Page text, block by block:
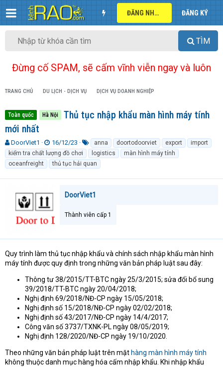
ĐĂNG NHẬP ĐĂNG KÝ
TÌM
Đừng cố SPAM, sẽ cấm vĩnh viễn ngay và luôn
TRANG CHỦ DU LỊCH - DỊCH VỤ DỊCH VỤ DOANH NGHIỆP
Toàn quốc Hà Nội
Thủ tục nhập khẩu màn hình máy tính
mới nhất
T
h
r
e
a
e
DoorViet1
N
g
à
y
g
i
16/12/23
ừ
k
h
ó
anna doortodoorviet export
import
kiểm tra chất lượng đồ chơi
logistics
màn hình máy tính
oceanfreight
thủ tục hải quan
DoorViet1
Thành viên cấp 1
Quy trình làm thủ tục nhập khẩu và chính sách nhập khẩu màn hình
máy tính được quy định trong những văn bản pháp luật sau đây:
Thông tư 38/2015/TT-BTC ngày 25/3/2015; sửa đổi bổ sung
39/2018/TT-BTC ngày 20/04/2018;
Nghị định 69/2018/NĐ-CP ngày 15/05/2018;
Nghị định số 15/2018/NĐ-CP ngày 02/02/2018;
Nghị định số 43/2017/NĐ-CP ngày 14/4/2017;
Công văn số 3737/TXNK-PL ngày 08/05/2019;
Nghị định 128/2020/NĐ-CP ngày 19/10/2020.
Theo những văn bản pháp luật trên mặt hàng màn hình máy tính
không thuộc danh mục hàng hóa cấm nhập khẩu. Khi nhập khẩu